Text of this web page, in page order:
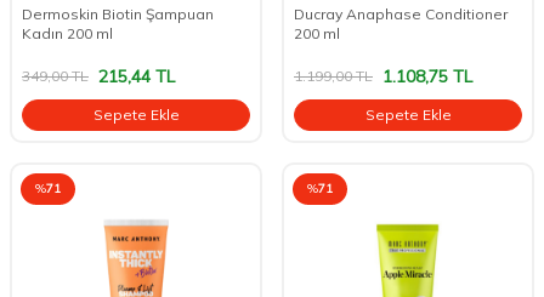
Dermoskin Biotin Şampuan
Kadın 200 ml
349,00TL 215,44 TL
Sepete Ekle
Ducray Anaphase Conditioner
200 ml
1.199,00TL 1.108,75 TL
Sepete Ekle
%71 %71